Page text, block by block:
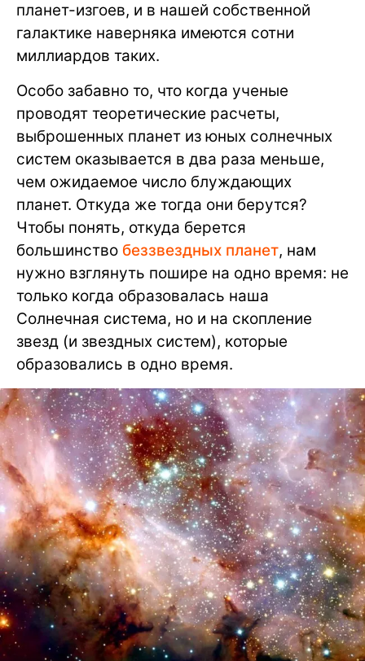
планет-изгоев, и в нашей собственной
галактике наверняка имеются сотни
миллиардов таких.
Особо забавно то, что когда ученые
проводят теоретические расчеты,
выброшенных планет из юных солнечных
систем оказывается в два раза меньше,
чем ожидаемое число блуждающих
планет. Откуда же тогда они берутся?
Чтобы понять, откуда берется
большинство беззвездных планет, нам
нужно взглянуть пошире на одно время: не
только когда образовалась наша
Солнечная система, но и на скопление
звезд (и звездных систем), которые
образовались в одно время.